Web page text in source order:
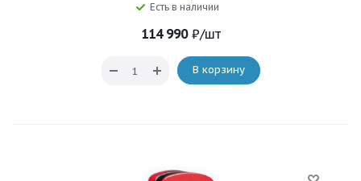
Есть в наличии
114 990₽/шт
В корзину